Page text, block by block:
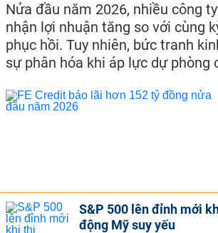
Nửa đầu năm 2026, nhiều công
nhận lợi nhuận tăng so với cùng
phục hồi. Tuy nhiên, bức tranh
sự phân hóa khi áp lực dự phòng
S&P 500 lên đỉnh mới
động Mỹ suy yếu